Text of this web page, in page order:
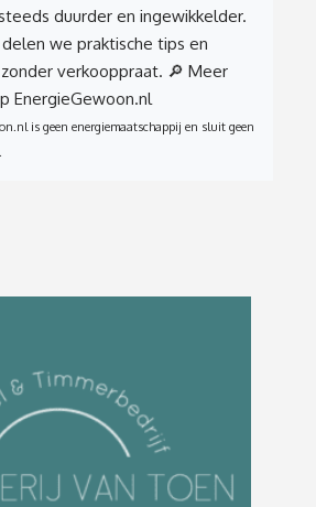
duurder en ingewikkelder.
we praktische tips en
verkooppraat. 🔎 Meer
EnergieGewoon.nl
is geen energiemaatschappij en sluit geen